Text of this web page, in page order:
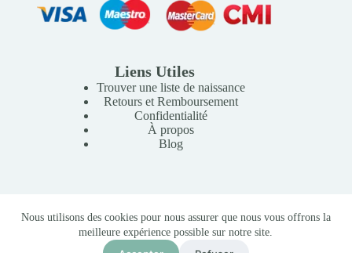
Nous utilisons des cookies pour nous assurer que nous vous offrons la
meilleure expérience possible sur notre site.
Liens Utiles
Trouver une liste de naissance
Retours et Remboursement
Confidentialité
À propos
Blog
Copyright © 2026 Mille Lunes - Création du site :
Baptiste
-Conditions Générales de Vente